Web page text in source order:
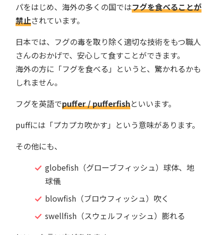
パをはじめ、海外の多くの国ではフグを食べることが
禁止されています。
日本では、フグの毒を取り除く適切な技術をもつ職人
さんのおかげで、安心して食すことができます。
海外の方に「フグを食べる」というと、驚かれるかも
しれません。
フグを英語でpuffer / pufferfishといいます。
puffには「プカプカ吹かす」という意味があります。
その他にも、
globefish（グローブフィッシュ）球体、地
球儀
blowfish（ブロウフィッシュ）吹く
swellfish（スウェルフィッシュ）膨れる